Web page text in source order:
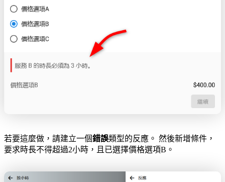
若要這麼做，請建立一個錯誤類型的反應。 然後新增條件，
要求時長不得超過2小時，且已選擇價格選項B。